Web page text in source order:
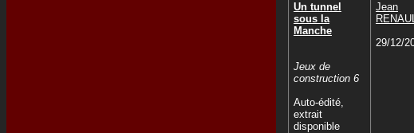
Un tunnel
sous la
Manche
Jeux de
construction 6
Auto-édité,
extrait
disponible
Jean
29/12/